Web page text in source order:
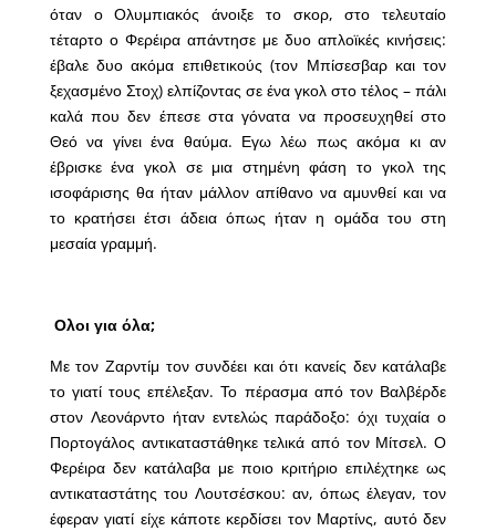
όταν ο Ολυμπιακός άνοιξε το σκορ, στο τελευταίο
τέταρτο ο Φερέιρα απάντησε με δυο απλοϊκές κινήσεις:
έβαλε δυο ακόμα επιθετικούς (τον Μπίσεσβαρ και τον
ξεχασμένο Στοχ) ελπίζοντας σε ένα γκολ στο τέλος – πάλι
καλά που δεν έπεσε στα γόνατα να προσευχηθεί στο
Θεό να γίνει ένα θαύμα. Εγω λέω πως ακόμα κι αν
έβρισκε ένα γκολ σε μια στημένη φάση το γκολ της
ισοφάρισης θα ήταν μάλλον απίθανο να αμυνθεί και να
το κρατήσει έτσι άδεια όπως ήταν η ομάδα του στη
μεσαία γραμμή.
Ολοι για όλα;
Με τον Ζαρντίμ τον συνδέει και ότι κανείς δεν κατάλαβε
το γιατί τους επέλεξαν. Το πέρασμα από τον Βαλβέρδε
στον Λεονάρντο ήταν εντελώς παράδοξο: όχι τυχαία ο
Πορτογάλος αντικαταστάθηκε τελικά από τον Μίτσελ. Ο
Φερέιρα δεν κατάλαβα με ποιο κριτήριο επιλέχτηκε ως
αντικαταστάτης του Λουτσέσκου: αν, όπως έλεγαν, τον
έφεραν γιατί είχε κάποτε κερδίσει τον Μαρτίνς, αυτό δεν